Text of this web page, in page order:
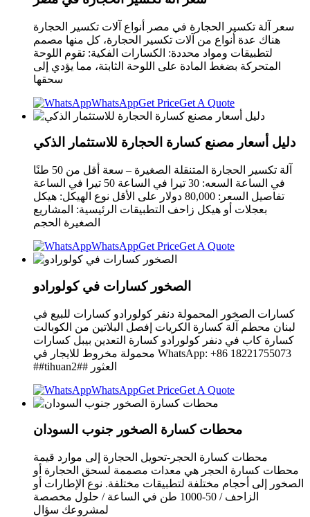
سعر آلة تكسير الحجارة في مصر أنواع آلات تكسير الحجارة
هناك عدة أنواع من آلات تكسير الحجارة، كل منها مصمم
لتطبيقات ومواد محددة: الكسارات الفكية: تقوم اللوحة
المتحركة بضغط المادة على اللوحة الثابتة، مما يؤدي إلى
سحقها
WhatsAppGet PriceGet A Quote
دليل أسعار مصنع كسارة الحجارة للاستثمار الذكي
آلة تكسير الحجارة المتنقلة الصغيرة – سعة أقل من 50 طنًا
في الساعة السعه: 30 تيرا في الساعة 50 تيرا في الساعة
تفاصيل السعر: 80,000 دولار على الأقل نوع الهيكل: هيكل
بعجلات أو هيكل زاحف التطبيقات الرئيسية: المشاريع
الصغيرة الحجم
WhatsAppGet PriceGet A Quote
الصخور كسارات في كولورادو
كسارات الصخور المحمولة دنفر كولورادو كسارات للبيع في
لبنان محطم آلة كسارة الكريات إفصل البلاتين من الكوبالت
كسارة كاب في دنفر كولورادو كسارة التعدين بيبل كسارات
محمولة مخروط للايجار في WhatsApp: +86 18221755073
##tihuan2## العثور
WhatsAppGet PriceGet A Quote
محطات كسارة الصخور جنوب السودان
محطات كسارة الحجر-تحويل الحجارة إلى موارد قيمة
محطات كسارة الحجر هي معدات مصممة لسحق الحجارة أو
الصخور إلى أحجام مختلفة لتطبيقات مختلفة. نوع الإطارات أو
الزاحف / 50-1000 طن في الساعة / حلول مخصصة
لمشروعك سؤال